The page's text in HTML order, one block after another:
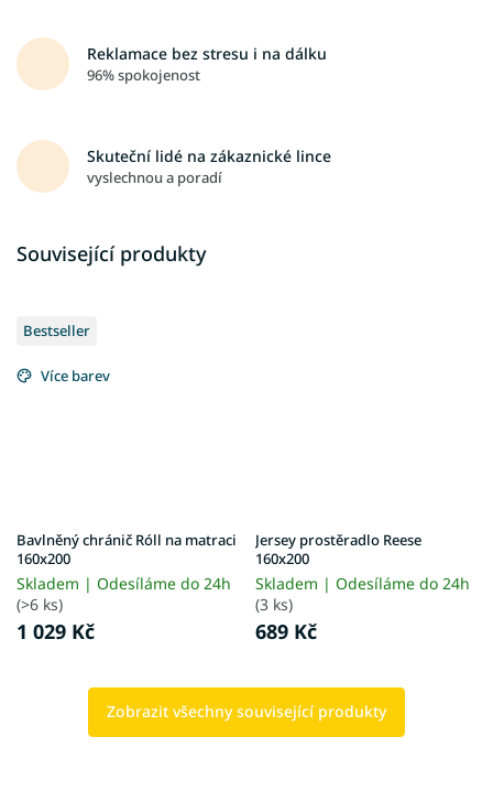
Reklamace bez stresu i na dálku
96% spokojenost
Skuteční lidé na zákaznické lince
vyslechnou a poradí
Související produkty
Bestseller
Více barev
Bavlněný chránič Róll na matraci
160x200
Skladem | Odesíláme do 24h
(>6 ks)
1 029 Kč
Jersey prostěradlo Reese
160x200
Skladem | Odesíláme do 24h
(3 ks)
689 Kč
Zobrazit všechny související produkty